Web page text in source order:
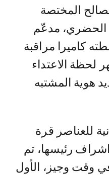
المختصة
الحضري، مدعّم
كاميرا مراقبة
لحظة الاعتداء
هوية المشتبه
للعناصر قرة
رئيسها، تم
وقت وجيز، الأول